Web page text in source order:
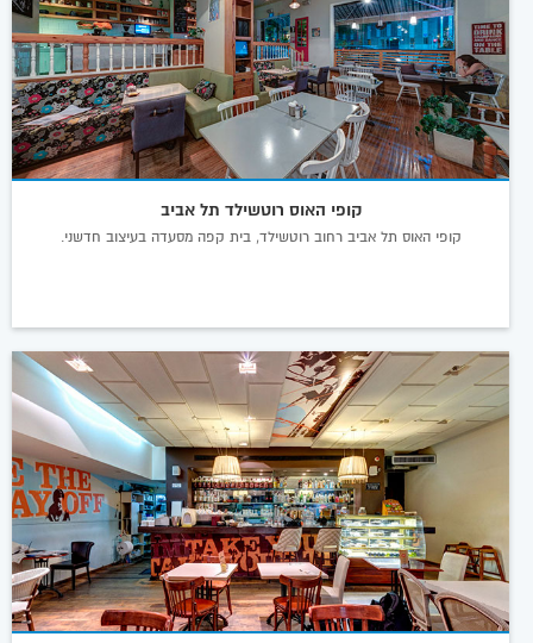
קופי האוס רוטשילד תל אביב
קופי האוס תל אביב רחוב רוטשילד, בית קפה מסעדה בעיצוב חדשני.